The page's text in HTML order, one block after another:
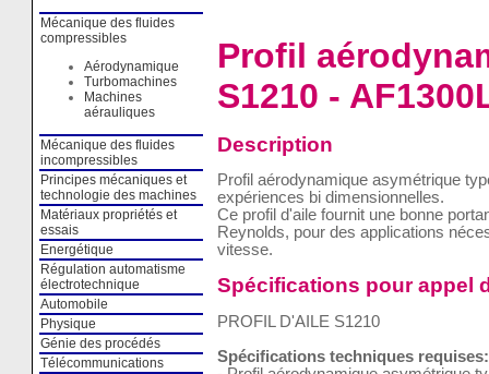
Mécanique des fluides
compressibles
Aérodynamique
Turbomachines
Machines
aérauliques
Mécanique des fluides
incompressibles
Principes mécaniques et
technologie des machines
Matériaux propriétés et
essais
Energétique
Régulation automatisme
électrotechnique
Automobile
Physique
Génie des procédés
Télécommunications
Profil
S1210 -
Description
Profil aérodynamique asymétrique
expériences bi dimensionnelles.
Ce profil d'aile fournit une bonne
Reynolds, pour des applications
vitesse.
Spécifications pour appel
PROFIL D'AILE S1210
Spécifications techniques requises: